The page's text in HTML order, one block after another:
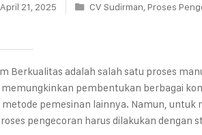
April 21, 2025 CV Sudirman, Proses
Berkualitas adalah salah satu proses
pembentukan berbagai
pemesinan lainnya. Namun,
pengecoran harus dilakukan dengan